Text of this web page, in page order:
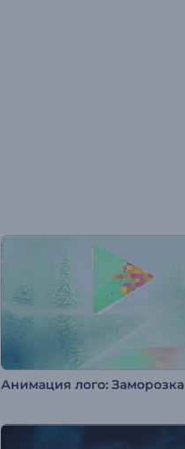
Анимация лого: Заморозка